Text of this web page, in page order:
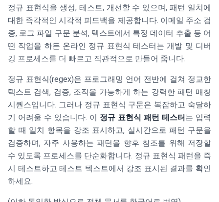
정규 표현식을 생성, 테스트, 개선할 수 있으며, 패턴 일치에
대한 즉각적인 시각적 피드백을 제공합니다. 이메일 주소 검
증, 로그 파일 구문 분석, 텍스트에서 특정 데이터 추출 등 어
떤 작업을 하든 온라인 정규 표현식 테스터는 개발 및 디버
깅 프로세스를 더 빠르고 직관적으로 만들어 줍니다.
정규 표현식(regex)은 프로그래밍 언어 전반에 걸쳐 정교한
텍스트 검색, 검증, 조작을 가능하게 하는 강력한 패턴 매칭
시퀀스입니다. 그러나 정규 표현식 구문은 복잡하고 숙달하
기 어려울 수 있습니다. 이 정규 표현식 패턴 테스터는 입력
할 때 일치 항목을 강조 표시하고, 실시간으로 패턴 구문을
검증하며, 자주 사용하는 패턴을 향후 참조를 위해 저장할
수 있도록 프로세스를 단순화합니다. 정규 표현식 패턴을 즉
시 테스트하고 테스트 텍스트에서 강조 표시된 결과를 확인
하세요.